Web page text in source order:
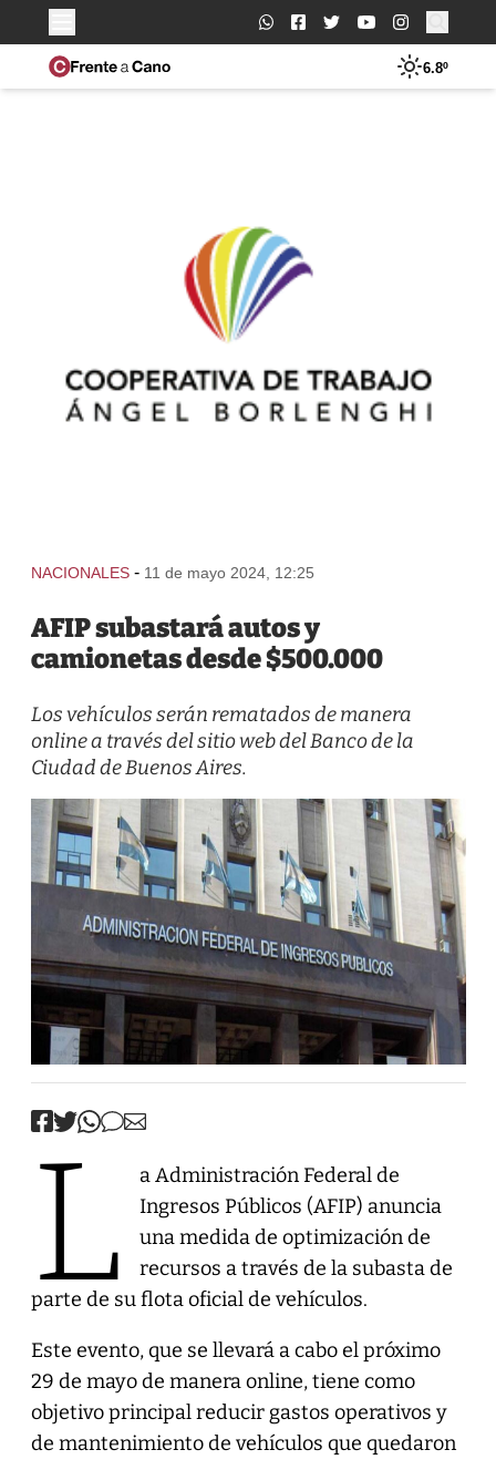
Buscar:
6.8º
NACIONALES - 11 de mayo 2024, 12:25
AFIP subastará autos y
camionetas desde $500.000
Los vehículos serán rematados de manera
online a través del sitio web del Banco de la
Ciudad de Buenos Aires.
L
a Administración Federal de
Ingresos Públicos (AFIP) anuncia
una medida de optimización de
recursos a través de la subasta de
parte de su flota oficial de vehículos.
Este evento, que se llevará a cabo el próximo
29 de mayo de manera online, tiene como
objetivo principal reducir gastos operativos y
de mantenimiento de vehículos que quedaron